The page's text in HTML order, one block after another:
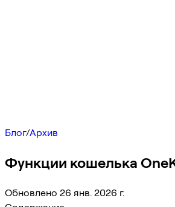
Блог/Архив
Функции кошелька
Обновлено 26 янв. 2026 г.